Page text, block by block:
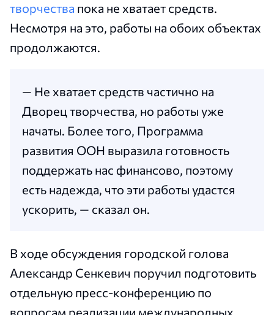
творчества пока не хватает средств.
Несмотря на это, работы на обоих объектах
продолжаются.
— Не хватает средств частично на
Дворец творчества, но работы уже
начаты. Более того, Программа
развития ООН выразила готовность
поддержать нас финансово, поэтому
есть надежда, что эти работы удастся
ускорить, — сказал он.
В ходе обсуждения городской голова
Александр Сенкевич поручил подготовить
отдельную пресс-конференцию по